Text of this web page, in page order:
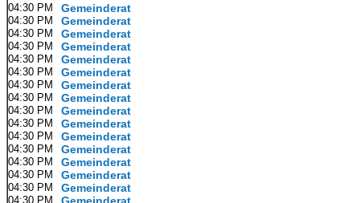
04:30 PM Gemeinderat
04:30 PM Gemeinderat
04:30 PM Gemeinderat
04:30 PM Gemeinderat
04:30 PM Gemeinderat
04:30 PM Gemeinderat
04:30 PM Gemeinderat
04:30 PM Gemeinderat
04:30 PM Gemeinderat
04:30 PM Gemeinderat
04:30 PM Gemeinderat
04:30 PM Gemeinderat
04:30 PM Gemeinderat
04:30 PM Gemeinderat
04:30 PM Gemeinderat
04:30 PM